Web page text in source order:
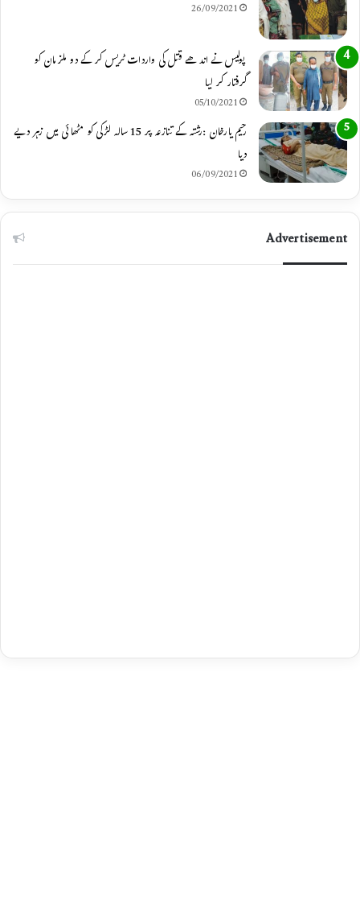
26/09/2021
پولیس نے اندھے قتل کی واردات ٹریس کر کے دو ملزمان کو
گرفتار کر لیا
05/10/2021
رحیم یارخان :رشتہ کے تنازعہ پر 15 سالہ لڑکی کو مٹھائی میں زہر دیے
دیا
06/09/2021
Advertisement